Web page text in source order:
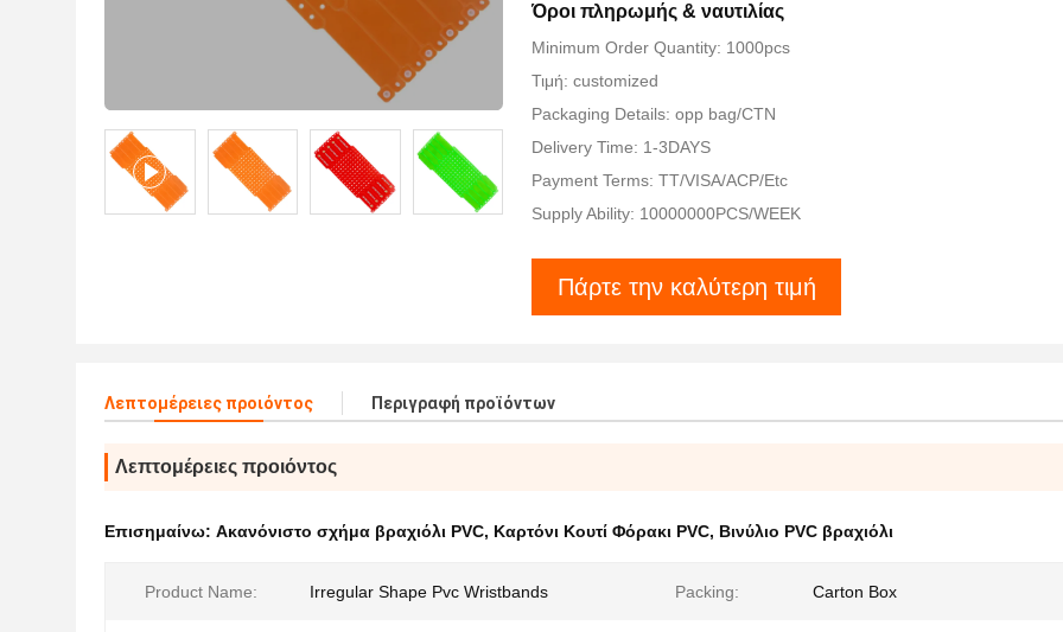
Όροι πληρωμής & ναυτιλίας
Minimum Order Quantity: 1000pcs
Τιμή: customized
Packaging Details: opp bag/CTN
Delivery Time: 1-3DAYS
Payment Terms: TT/VISA/ACP/Etc
Supply Ability: 10000000PCS/WEEK
Πάρτε την καλύτερη τιμή
Λεπτομέρειες προιόντος Περιγραφή προϊόντων
Λεπτομέρειες προιόντος
Επισημαίνω: Ακανόνιστο σχήμα βραχιόλι PVC, Καρτόνι Κουτί Φόρακι PVC, Βινύλιο PVC βραχιόλι
Product Name: Irregular Shape Pvc Wristbands Packing: Carton Box